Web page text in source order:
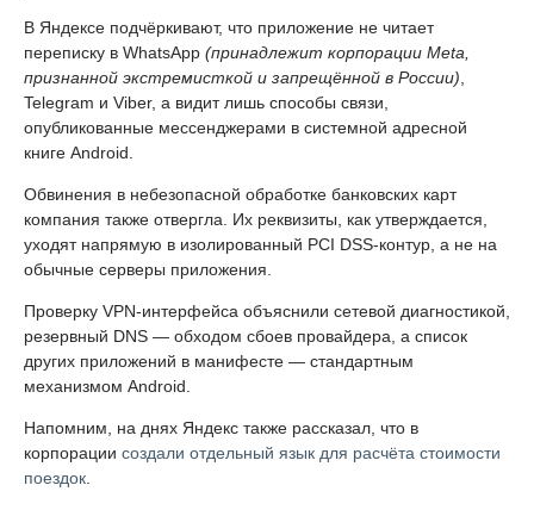
В Яндексе подчёркивают, что приложение не читает
переписку в WhatsApp (принадлежит корпорации Meta,
признанной экстремисткой и запрещённой в России)
Telegram и Viber, а видит лишь способы связи,
опубликованные мессенджерами в системной адресной
книге Android.
Обвинения в небезопасной обработке банковских карт
компания также отвергла. Их реквизиты, как утверждается,
уходят напрямую в изолированный PCI DSS-контур, а не на
обычные серверы приложения.
Проверку VPN-интерфейса объяснили сетевой диагностикой,
резервный DNS — обходом сбоев провайдера, а список
других приложений в манифесте — стандартным
механизмом Android.
Напомним, на днях Яндекс также рассказал, что в
корпорации создали отдельный язык для расчёта стоимости
поездок